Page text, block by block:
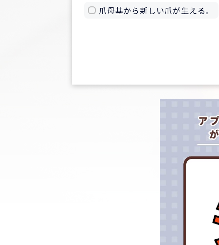
爪母基から新しい爪が生える。